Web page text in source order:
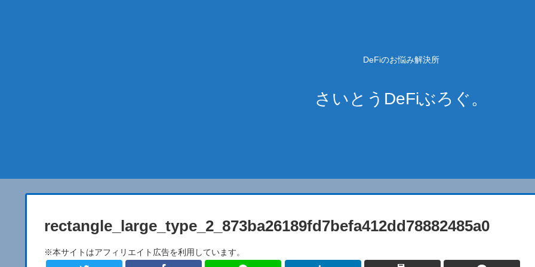
DeFiのお悩み解決所
さいとうDeFiぶろぐ。
rectangle_large_type_2_873ba26189fd7befa412dd78882485a0
※本サイトはアフィリエイト広告を利用しています。